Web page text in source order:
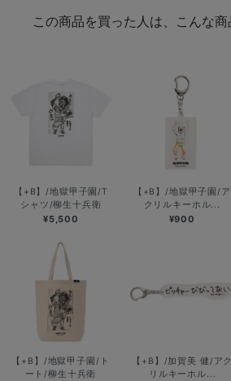
この商品を買った人は、こんな
【+B】/地獄甲子園/T
シャツ/柳生十兵衛
¥5,500
【+B】/地獄甲子園/ア
クリルキーホル...
¥900
【+B】/地獄甲子園/ト
ート/柳生十兵衛
【+B】/加賀美 健/アク
リルキーホル...